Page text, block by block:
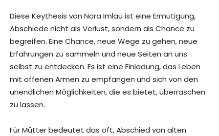
Diese Keythesis von Nora Imlau ist eine Ermutigung,
Abschiede nicht als Verlust, sondern als Chance zu
begreifen. Eine Chance, neue Wege zu gehen, neue
Erfahrungen zu sammeln und neue Seiten an uns
selbst zu entdecken. Es ist eine Einladung, das Leben
mit offenen Armen zu empfangen und sich von den
unendlichen Möglichkeiten, die es bietet, überraschen
zu lassen.
Für Mütter bedeutet das oft, Abschied von alten